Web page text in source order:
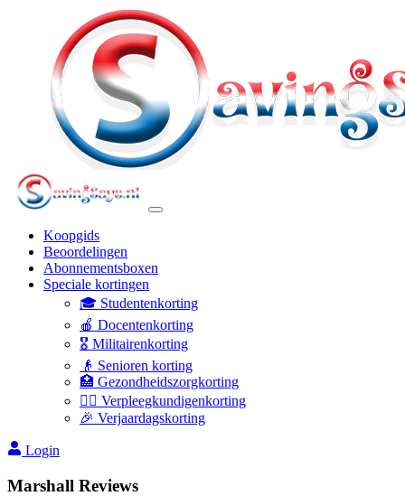
Koopgids
Beoordelingen
Abonnementsboxen
Speciale kortingen
🎓 Studentenkorting
🍎 Docentenkorting
🎖️ Militairenkorting
👴 Senioren korting
🏥 Gezondheidszorgkorting
👩‍⚕️ Verpleegkundigenkorting
🎉 Verjaardagskorting
Login
Marshall Reviews